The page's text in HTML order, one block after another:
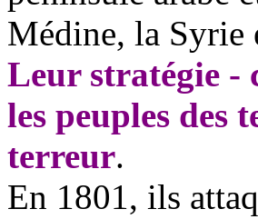
Médine, la Syrie
Leur stratégie
les peuples des
terreur.
En 1801, ils